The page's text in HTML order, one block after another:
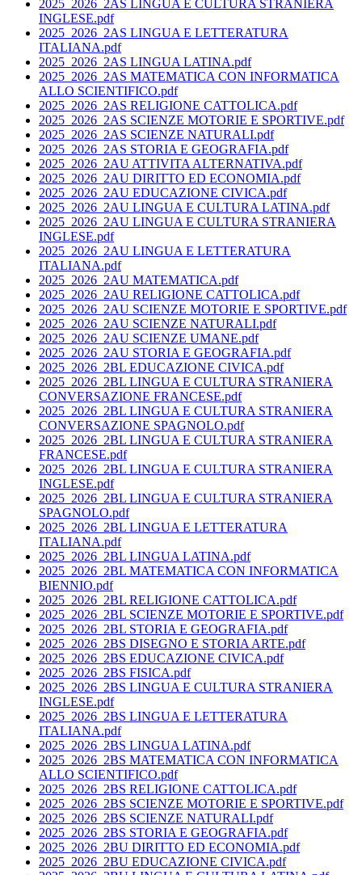
2025_2026_2AS LINGUA E CULTURA STRANIERA
INGLESE.pdf
2025_2026_2AS LINGUA E LETTERATURA
ITALIANA.pdf
2025_2026_2AS LINGUA LATINA.pdf
2025_2026_2AS MATEMATICA CON INFORMATICA
ALLO SCIENTIFICO.pdf
2025_2026_2AS RELIGIONE CATTOLICA.pdf
2025_2026_2AS SCIENZE MOTORIE E SPORTIVE.pdf
2025_2026_2AS SCIENZE NATURALI.pdf
2025_2026_2AS STORIA E GEOGRAFIA.pdf
2025_2026_2AU ATTIVITA ALTERNATIVA.pdf
2025_2026_2AU DIRITTO ED ECONOMIA.pdf
2025_2026_2AU EDUCAZIONE CIVICA.pdf
2025_2026_2AU LINGUA E CULTURA LATINA.pdf
2025_2026_2AU LINGUA E CULTURA STRANIERA
INGLESE.pdf
2025_2026_2AU LINGUA E LETTERATURA
ITALIANA.pdf
2025_2026_2AU MATEMATICA.pdf
2025_2026_2AU RELIGIONE CATTOLICA.pdf
2025_2026_2AU SCIENZE MOTORIE E SPORTIVE.pdf
2025_2026_2AU SCIENZE NATURALI.pdf
2025_2026_2AU SCIENZE UMANE.pdf
2025_2026_2AU STORIA E GEOGRAFIA.pdf
2025_2026_2BL EDUCAZIONE CIVICA.pdf
2025_2026_2BL LINGUA E CULTURA STRANIERA
CONVERSAZIONE FRANCESE.pdf
2025_2026_2BL LINGUA E CULTURA STRANIERA
CONVERSAZIONE SPAGNOLO.pdf
2025_2026_2BL LINGUA E CULTURA STRANIERA
FRANCESE.pdf
2025_2026_2BL LINGUA E CULTURA STRANIERA
INGLESE.pdf
2025_2026_2BL LINGUA E CULTURA STRANIERA
SPAGNOLO.pdf
2025_2026_2BL LINGUA E LETTERATURA
ITALIANA.pdf
2025_2026_2BL LINGUA LATINA.pdf
2025_2026_2BL MATEMATICA CON INFORMATICA
BIENNIO.pdf
2025_2026_2BL RELIGIONE CATTOLICA.pdf
2025_2026_2BL SCIENZE MOTORIE E SPORTIVE.pdf
2025_2026_2BL STORIA E GEOGRAFIA.pdf
2025_2026_2BS DISEGNO E STORIA ARTE.pdf
2025_2026_2BS EDUCAZIONE CIVICA.pdf
2025_2026_2BS FISICA.pdf
2025_2026_2BS LINGUA E CULTURA STRANIERA
INGLESE.pdf
2025_2026_2BS LINGUA E LETTERATURA
ITALIANA.pdf
2025_2026_2BS LINGUA LATINA.pdf
2025_2026_2BS MATEMATICA CON INFORMATICA
ALLO SCIENTIFICO.pdf
2025_2026_2BS RELIGIONE CATTOLICA.pdf
2025_2026_2BS SCIENZE MOTORIE E SPORTIVE.pdf
2025_2026_2BS SCIENZE NATURALI.pdf
2025_2026_2BS STORIA E GEOGRAFIA.pdf
2025_2026_2BU DIRITTO ED ECONOMIA.pdf
2025_2026_2BU EDUCAZIONE CIVICA.pdf